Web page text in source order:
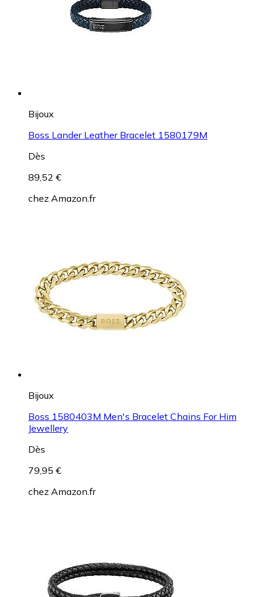
Bijoux
Boss Lander Leather Bracelet 1580179M
Dès
89,52 €
chez Amazon.fr
Bijoux
Boss 1580403M Men's Bracelet Chains For Him
Jewellery
Dès
79,95 €
chez Amazon.fr